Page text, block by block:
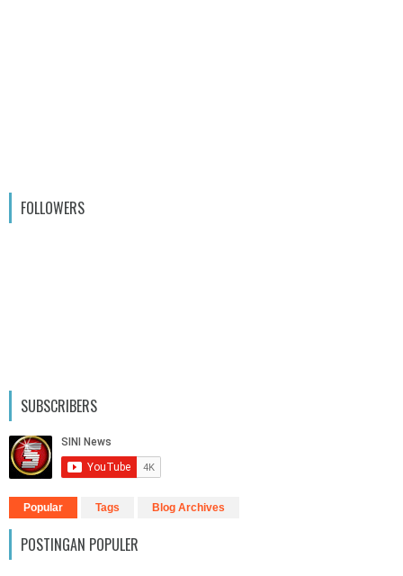
FOLLOWERS
SUBSCRIBERS
Popular Tags Blog Archives
POSTINGAN POPULER